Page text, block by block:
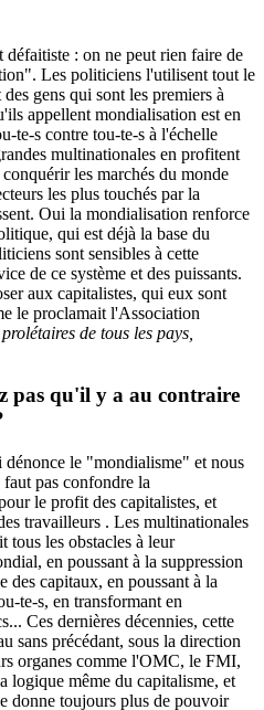
: on ne peut rien faire de
Les politiciens l'utilisent tout le
gens qui sont les premiers à
appellent mondialisation est en
te-s contre tou-te-s à l'échelle
multinationales en profitent
les marchés du monde
les plus touchés par la
Oui la mondialisation renforce
qui est déjà la base du
sont sensibles à cette
de ce système et des puissants.
aux capitalistes, qui eux sont
le proclamait l'Association
de tous les pays,
pas qu'il y a au contraire
le "mondialisme" et nous
pas confondre la
le profit des capitalistes, et
travailleurs . Les multinationales
tous les obstacles à leur
en poussant à la suppression
des capitaux, en poussant à la
te-s, en transformant en
Ces dernières décennies, cette
sans précédant, sous la direction
organes comme l'OMC, le FMI,
logique même du capitalisme, et
donne toujours plus de pouvoir